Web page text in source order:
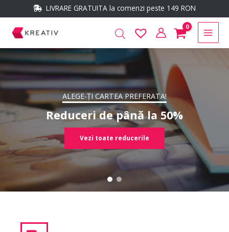
to
content
LIVRARE GRATUITA la comenzi peste 149 RON
Main
Menu